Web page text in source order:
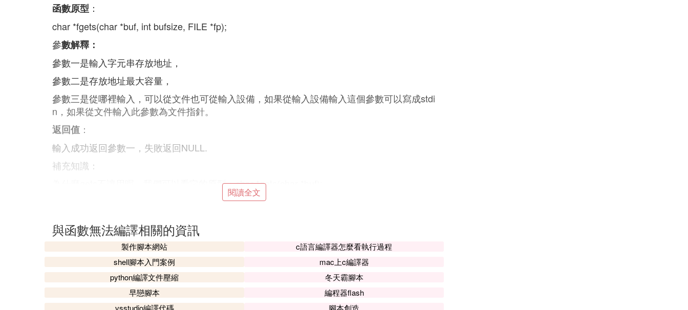
函數原型 ：
char *fgets(char *buf, int bufsize, FILE *fp);
參數解釋：
參數一是輸入字元串存放地址，
參數二是存放地址最大容量，
參數三是從哪裡輸入，可以從文件也可從輸入設備，如果從輸入設備輸入這個參數可以寫成stdi
n，如果從文件輸入此參數為文件指針。
返回值 ：
輸入成功返回參數一，失敗返回NULL.
補充知識：
為什麼gets不讓用呢，我們可以看它的原型：char *gets(char *buf);
這個函數可以一直輸入知道換行或者EOF，它並不考慮buf空間是否足夠大能放下，這就容易導
而fgets可以通過第二參數保證不會讀入超過buf空間的字元。
❺ 求助，execve函數無法編譯
nt execve( const char *pathname, char *const argv[], char *const envp []); 函數說明 execve()用
來執行參數filename字元串所代表的文件路徑，第二個參數系利用數組指針來傳遞給執行文
件，最後一個參數則為傳遞給執行文件的新環境變數數組
閱讀全文
與函數無法編譯相關的資訊
製作腳本網站
c語言編譯器怎麼看執行過程
shell腳本入門案例
mac上c編譯器
python編譯文件壓縮
冬天霸腳本
早戀腳本
編程器flash
vsstudio編譯代碼
腳本創造